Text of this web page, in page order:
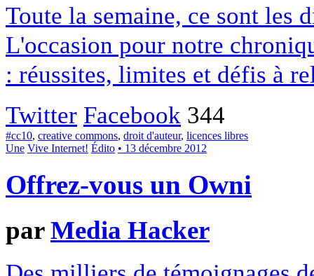
Toute la semaine, ce sont les
L'occasion pour notre
: réussites, limites et défis à
Twitter Facebook 344
#cc10, creative commons, droit d'auteur, licences libres
Une Vive Internet! Édito • 13 décembre 2012
Offrez-vous un Owni
parMedia Hacker